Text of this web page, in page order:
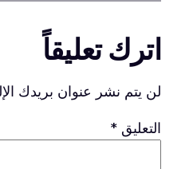
اترك تعليقاً
لن يتم نشر عنوان بريدك
التعليق *